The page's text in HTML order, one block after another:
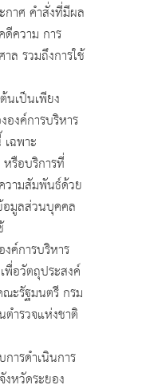
าศ คำสั่งที่มีผล
ดีความ การ
ล รวมถึงการใช้
เป็นเพียง
งค์การบริหาร
ฉพาะ
รือบริการที่
วามสัมพันธ์ด้วย
อมูลส่วนบุคคล
ค์การบริหาร
พื่อวัตถุประสงค์
ะรัฐมนตรี กรม
ำรวจแห่งชาติ
ารดำเนินการ
หวัดระยอง